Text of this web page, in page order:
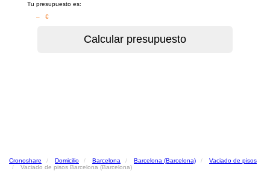
Tu presupuesto es:
– €
Cronoshare Domicilio Barcelona Barcelona (Barcelona)
Vaciado de pisos
Vaciado de pisos Barcelona (Barcelona)